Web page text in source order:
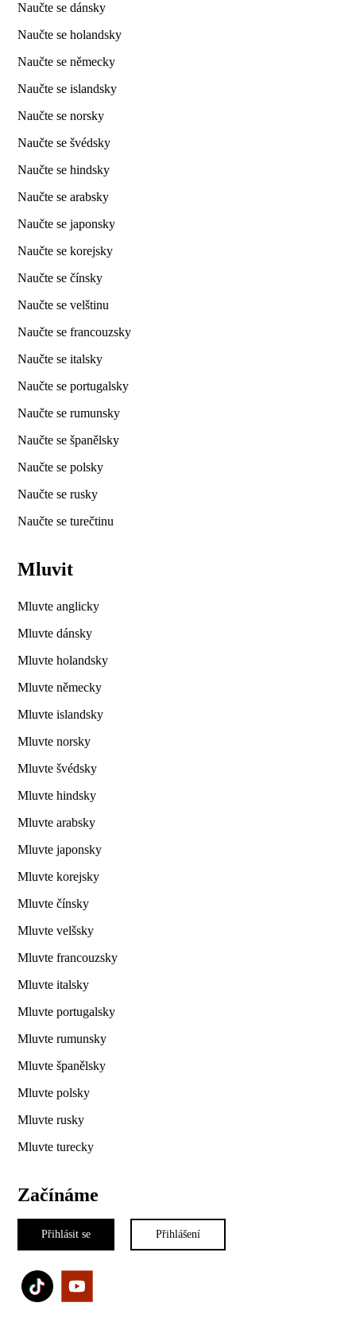
Naučte se dánsky
Naučte se holandsky
Naučte se německy
Naučte se islandsky
Naučte se norsky
Naučte se švédsky
Naučte se hindsky
Naučte se arabsky
Naučte se japonsky
Naučte se korejsky
Naučte se čínsky
Naučte se velštinu
Naučte se francouzsky
Naučte se italsky
Naučte se portugalsky
Naučte se rumunsky
Naučte se španělsky
Naučte se polsky
Naučte se rusky
Naučte se turečtinu
Mluvit
Mluvte anglicky
Mluvte dánsky
Mluvte holandsky
Mluvte německy
Mluvte islandsky
Mluvte norsky
Mluvte švédsky
Mluvte hindsky
Mluvte arabsky
Mluvte japonsky
Mluvte korejsky
Mluvte čínsky
Mluvte velšsky
Mluvte francouzsky
Mluvte italsky
Mluvte portugalsky
Mluvte rumunsky
Mluvte španělsky
Mluvte polsky
Mluvte rusky
Mluvte turecky
Začínáme
Přihlásit se Přihlášení